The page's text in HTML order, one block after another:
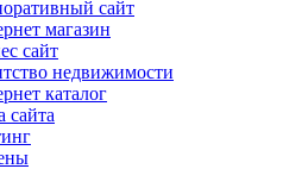
сайт
магазин
сайт
недвижимости
каталог
сайта